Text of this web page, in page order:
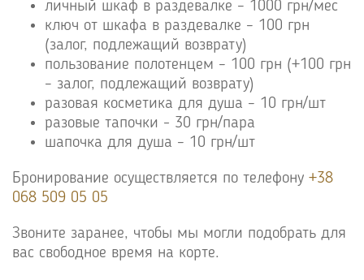
личный шкаф в раздевалке – 1000 грн/мес
ключ от шкафа в раздевалке – 100 грн
(залог, подлежащий возврату)
пользование полотенцем – 100 грн (+100 грн
– залог, подлежащий возврату)
разовая косметика для душа – 10 грн/шт
разовые тапочки - 30 грн/пара
шапочка для душа – 10 грн/шт
Бронирование осуществляется по телефону +38
068 509 05 05
Звоните заранее, чтобы мы могли подобрать для
вас свободное время на корте.